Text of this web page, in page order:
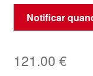
Notificar
121.00 €